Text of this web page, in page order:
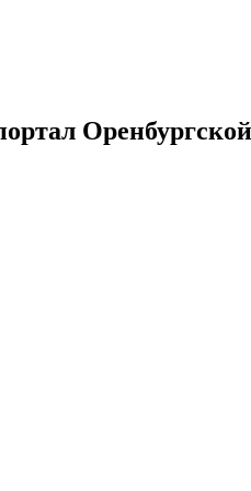
Оренбургской